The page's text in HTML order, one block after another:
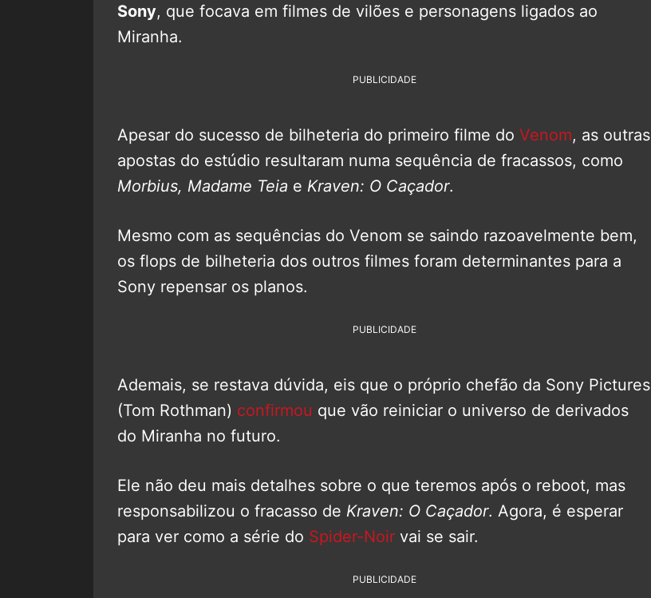
Sony, que focava em filmes de vilões e personagens ligados ao
Miranha.
PUBLICIDADE
Apesar do sucesso de bilheteria do primeiro filme do Venom, as outras
apostas do estúdio resultaram numa sequência de fracassos, como
Morbius, Madame Teia e Kraven: O Caçador.
Mesmo com as sequências do Venom se saindo razoavelmente bem,
os flops de bilheteria dos outros filmes foram determinantes para a
Sony repensar os planos.
PUBLICIDADE
Ademais, se restava dúvida, eis que o próprio chefão da Sony Pictures
(Tom Rothman) confirmou que vão reiniciar o universo de derivados
do Miranha no futuro.
Ele não deu mais detalhes sobre o que teremos após o reboot, mas
responsabilizou o fracasso de Kraven: O Caçador. Agora, é esperar
para ver como a série do Spider-Noir vai se sair.
PUBLICIDADE